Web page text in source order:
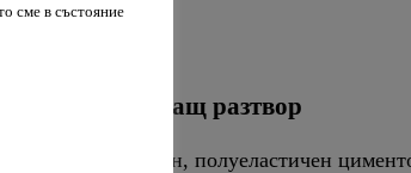
влагоизолиращ разтвор
полуеластичен
сме в състояние